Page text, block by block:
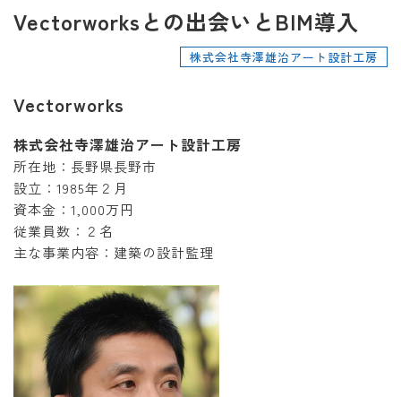
Vectorworksとの出会いとBIM導入
株式会社寺澤雄治アート設計工房
Vectorworks
株式会社寺澤雄治アート設計工房
所在地：長野県長野市
設立：1985年２月
資本金：1,000万円
従業員数：２名
主な事業内容：建築の設計監理